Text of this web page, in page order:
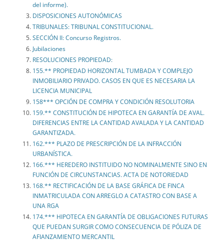
del informe).
DISPOSICIONES AUTONÓMICAS
TRIBUNALES: TRIBUNAL CONSTITUCIONAL.
SECCIÓN II: Concurso Registros.
Jubilaciones
RESOLUCIONES PROPIEDAD:
155.** PROPIEDAD HORIZONTAL TUMBADA Y COMPLEJO
INMOBILIARIO PRIVADO. CASOS EN QUE ES NECESARIA LA
LICENCIA MUNICIPAL
158*** OPCIÓN DE COMPRA Y CONDICIÓN RESOLUTORIA
159.** CONSTITUCIÓN DE HIPOTECA EN GARANTÍA DE AVAL.
DIFERENCIAS ENTRE LA CANTIDAD AVALADA Y LA CANTIDAD
GARANTIZADA.
162.*** PLAZO DE PRESCRIPCIÓN DE LA INFRACCIÓN
URBANÍSTICA.
166.*** HEREDERO INSTITUIDO NO NOMINALMENTE SINO EN
FUNCIÓN DE CIRCUNSTANCIAS. ACTA DE NOTORIEDAD
168.** RECTIFICACIÓN DE LA BASE GRÁFICA DE FINCA
INMATRICULADA CON ARREGLO A CATASTRO CON BASE A
UNA RGA
174.*** HIPOTECA EN GARANTÍA DE OBLIGACIONES FUTURAS
QUE PUEDAN SURGIR COMO CONSECUENCIA DE PÓLIZA DE
AFIANZAMIENTO MERCANTIL